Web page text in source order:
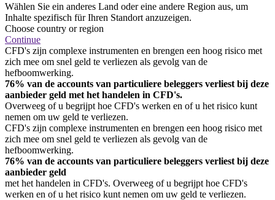
Wählen Sie ein anderes Land oder eine andere Region aus, um
Inhalte spezifisch für Ihren Standort anzuzeigen.
Choose country or region
Continue
CFD's zijn complexe instrumenten en brengen een hoog risico met
zich mee om snel geld te verliezen als gevolg van de
hefboomwerking.
76% van de accounts van particuliere beleggers verliest bij deze
aanbieder geld met het handelen in CFD's.
Overweeg of u begrijpt hoe CFD's werken en of u het risico kunt
nemen om uw geld te verliezen.
CFD's zijn complexe instrumenten en brengen een hoog risico met
zich mee om snel geld te verliezen als gevolg van de
hefboomwerking.
76% van de accounts van particuliere beleggers verliest bij deze
aanbieder geld
met het handelen in CFD's. Overweeg of u begrijpt hoe CFD's
werken en of u het risico kunt nemen om uw geld te verliezen.